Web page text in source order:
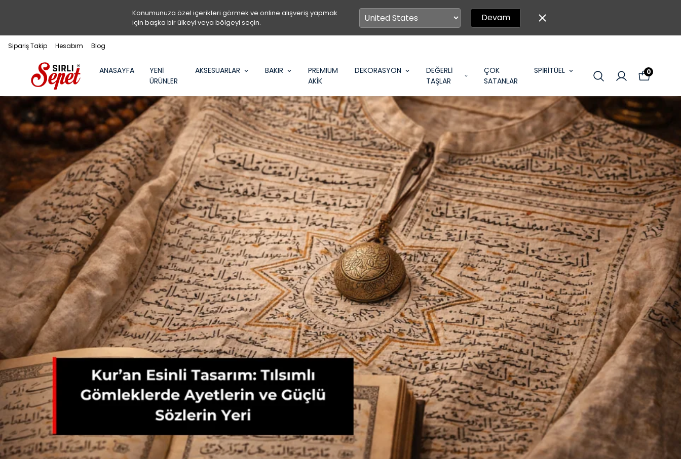
Konumunuza özel içerikleri görmek ve online alışveriş yapmak
için başka bir ülkeyi veya bölgeyi seçin.
Devam
Sipariş Takip Hesabım Blog
ANASAYFA
YENİ
ÜRÜNLER
AKSESUARLAR BAKIR
PREMIUM
AKİK
DEKORASYON
DEĞERLİ
TAŞLAR
ÇOK
SATANLAR
SPİRİTÜEL 0